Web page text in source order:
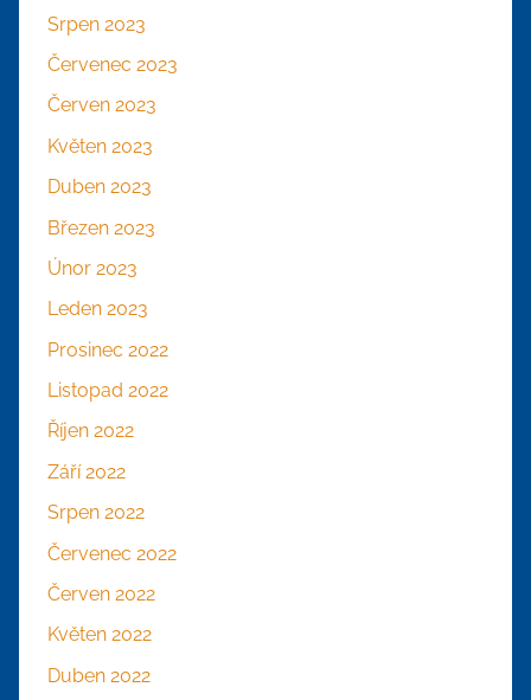
Srpen 2023
Červenec 2023
Červen 2023
Květen 2023
Duben 2023
Březen 2023
Únor 2023
Leden 2023
Prosinec 2022
Listopad 2022
Říjen 2022
Září 2022
Srpen 2022
Červenec 2022
Červen 2022
Květen 2022
Duben 2022